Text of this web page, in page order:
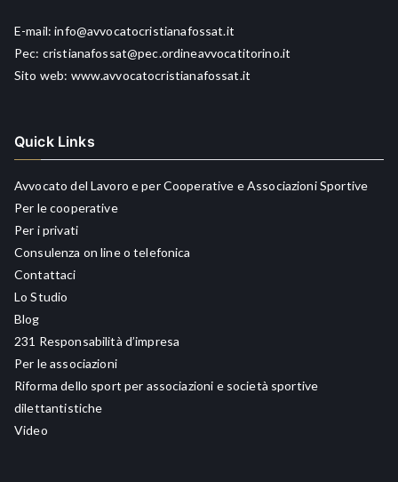
E-mail:info@avvocatocristianafossat.it
Pec: cristianafossat@pec.ordineavvocatitorino.it
Sito web: www.avvocatocristianafossat.it
Quick Links
Avvocato del Lavoro e per Cooperative e Associazioni Sportive
Per le cooperative
Per i privati
Consulenza on line o telefonica
Contattaci
Lo Studio
Blog
231 Responsabilità d’impresa
Per le associazioni
Riforma dello sport per associazioni e società sportive
dilettantistiche
Video